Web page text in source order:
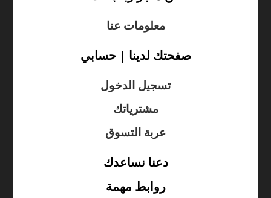
معلومات عنا
صفحتك لدينا | حسابي
تسجيل الدخول
مشترياتك
عربة التسوق
دعنا نساعدك
روابط مهمة